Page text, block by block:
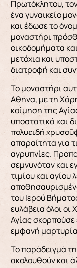
Πρωτόκλητου,
ένα γυναικείο
και έδωσε το
μοναστήρι
οικοδομήματα
μετόχια και
διατροφή και
Το μοναστήρι
Αθήνα, με τη
κοίμηση της
υποστατικά και
πολυειδή
απαραίτητα για
αγρυπνίες.
σεμνυνόταν και
τιμίου και αγίου
του Ιερού
ευλάβεια όλοι οι
Αγίας σκορπούσε
εμφανή
Το παράδειγμά
ακολουθούν και